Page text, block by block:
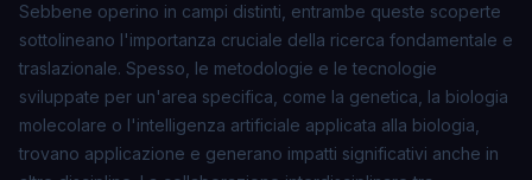
Sebbene operino in campi distinti, entrambe queste scoperte
sottolineano l'importanza cruciale della ricerca fondamentale e
traslazionale. Spesso, le metodologie e le tecnologie
sviluppate per un'area specifica, come la genetica, la biologia
molecolare o l'intelligenza artificiale applicata alla biologia,
trovano applicazione e generano impatti significativi anche in